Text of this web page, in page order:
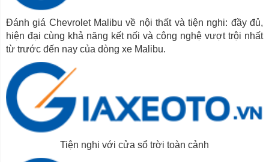
Đánh giá Chevrolet Malibu về nội thất và tiện nghi: đầy đủ,
hiện đại cùng khả năng kết nối và công nghệ vượt trội nhất
từ trước đến nay của dòng xe Malibu.
Tiện nghi với cửa sổ trời toàn cảnh